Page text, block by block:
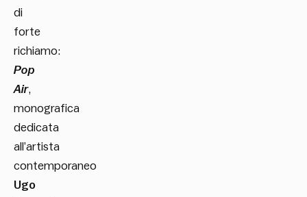
di
forte
richiamo:
Pop
Air,
monografica
dedicata
all’artista
contemporaneo
Ugo